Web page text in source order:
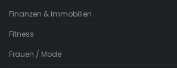
Finanzen & Immobilien
Fitness
Frauen / Mode